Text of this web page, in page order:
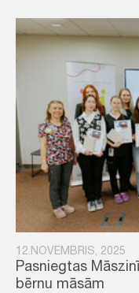
12.NOVEMBRIS, 2025
Pasniegtas
bērnu māsām